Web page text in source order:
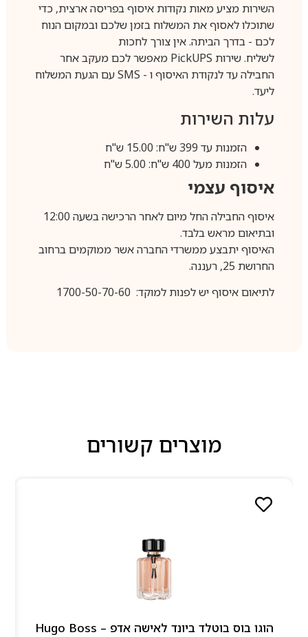
השירות מציע מאות נקודות איסוף בפריסה ארצית, כדי
שתוכלו לאסוף את המשלוח בזמן שלכם ובמקום הנוח
לכם - בדרך הביתה. אין צורך לחכות
לשליח. שירות PickUPSמאפשר לכם מעקב אחר
החבילה עד לנקודת האיסוף ו - SMSעם הגעת המשלוח
ליעד.
עלות השירות
הזמנות עד 399 ש"ח: 15.00 ש"ח
הזמנות מעל 400 ש"ח: 5.00 ש"ח
איסוף עצמי
איסוף החבילה החל מיום לאחר הרכישה בשעה 12:00
ובתיאום מראש בלבד.
האיסוף יתבצע ממשרדי החברה אשר ממוקמים ברחוב
החרושת 25, רעננה.
לתיאום איסוף יש לפנות למוקד: 1700-50-70-60
מוצרים קשורים
הוגו בוס בוטלד ביונד לאישה אדפ – Hugo Boss